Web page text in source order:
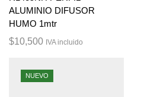
ALUMINIO DIFUSOR
HUMO 1mtr
$10,500 IVA incluido
NUEVO